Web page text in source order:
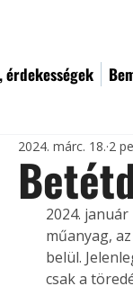
érdekességek
2024. márc. 18. 2
2024.
műanyag,
belül.
csak a